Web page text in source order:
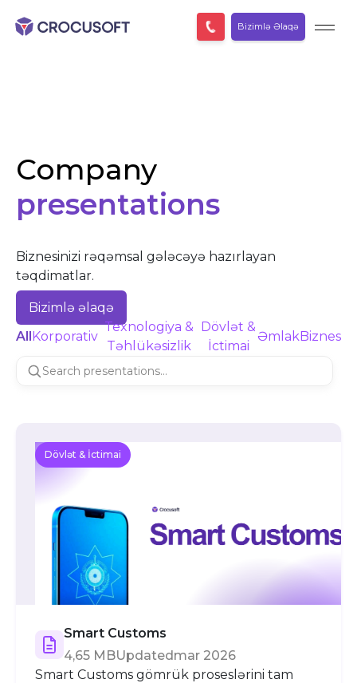
Bizimlə Əlaqə
Company
presentations
Biznesinizi rəqəmsal gələcəyə hazırlayan
təqdimatlar.
Bizimlə əlaqə
AllKorporativ
Texnologiya &
Təhlükəsizlik
Dövlət &
İctimai
ƏmlakBiznes
Dövlət & İctimai
Smart Customs
4,65 MBUpdatedmar 2026
Smart Customs gömrük proseslərini tam